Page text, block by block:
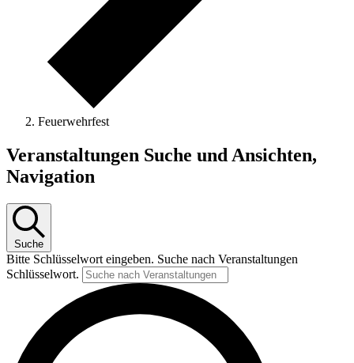
Feuerwehrfest
Veranstaltungen Suche und Ansichten,
Navigation
Suche
Bitte Schlüsselwort eingeben. Suche nach Veranstaltungen
Schlüsselwort.